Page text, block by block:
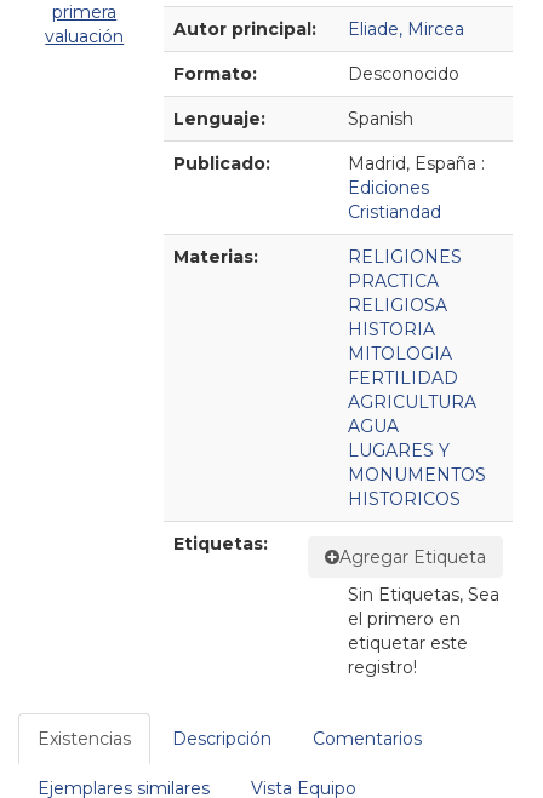
primera
valuación
Detalles Bibliográficos
Autor principal: Eliade, Mircea
Formato: Desconocido
Lenguaje: Spanish
Publicado:
Madrid, España :
Ediciones
Cristiandad
Materias:
RELIGIONES
PRACTICA
RELIGIOSA
HISTORIA
MITOLOGIA
FERTILIDAD
AGRICULTURA
AGUA
LUGARES Y
MONUMENTOS
HISTORICOS
Etiquetas:
Agregar Etiqueta
Sin Etiquetas, Sea
el primero en
etiquetar este
registro!
Existencias Descripción Comentarios
Ejemplares similares Vista Equipo